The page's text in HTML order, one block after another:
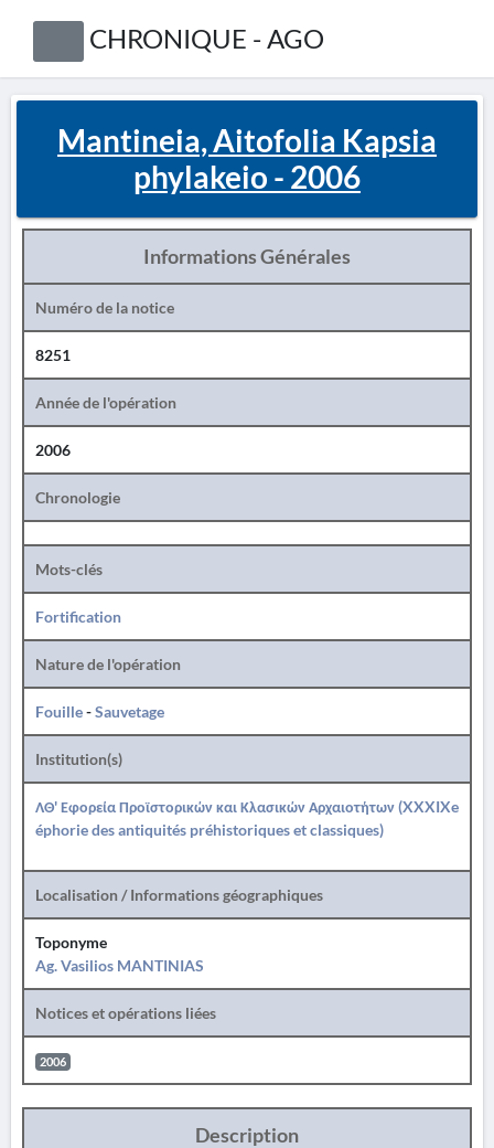
CHRONIQUE - AGO
Mantineia, Aitofolia Kapsia
phylakeio - 2006
Informations Générales
Numéro de la notice
8251
Année de l'opération
2006
Chronologie
Mots-clés
Fortification
Nature de l'opération
Fouille-Sauvetage
Institution(s)
ΛΘ' Εφορεία Προϊστορικών και Κλασικών Αρχαιοτήτων (XXXIXe
éphorie des antiquités préhistoriques et classiques)
Localisation / Informations géographiques
Toponyme
Ag. Vasilios MANTINIAS
Notices et opérations liées
2006
Description